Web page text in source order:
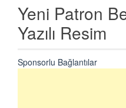
Yeni Patron
Yazılı Resim
Sponsorlu Bağlantılar